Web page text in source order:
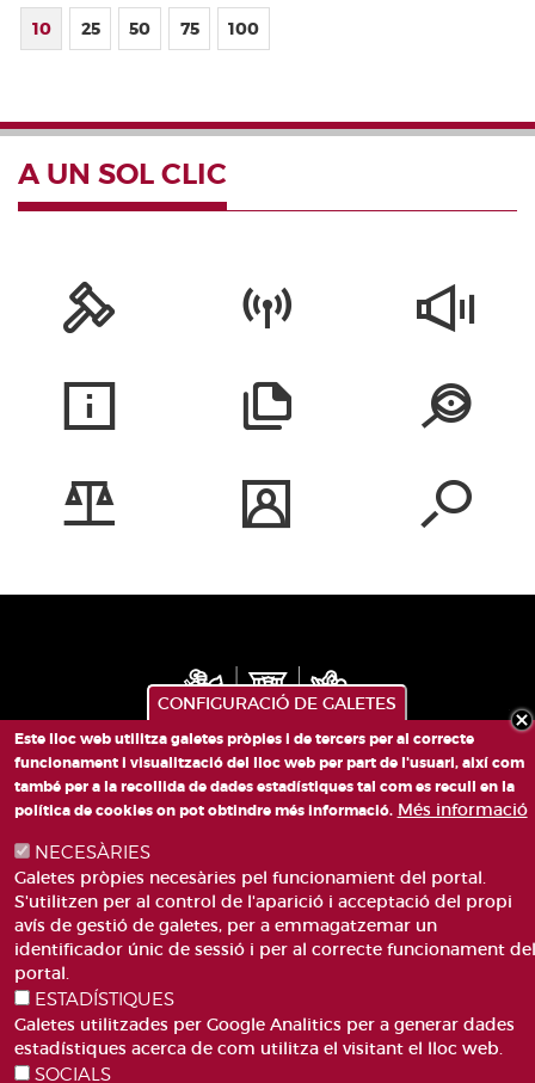
10 25 50 75 100
A UN SOL CLIC
PLAÇA DE SANT LLORENÇ, 4 VALÈNCIA 46003
TELÈFON: 963188000
Pie
de
ACCESIBILITAT
AVÍS LEGAL
CANAL DE DENÚNCIES
CONTACTEU
GLOSSARI
CONFIGURACIÓ DE GALETES
Este lloc web utilitza galetes pròpies i de tercers per al correcte
funcionament i visualització del lloc web per part de l'usuari, així com
també per a la recollida de dades estadístiques tal com es recull en la
política de cookies on pot obtindre més informació. Més informació
NECESÀRIES
Galetes pròpies necesàries pel funcionamient del portal.
S'utilitzen per al control de l'aparició i acceptació del propi
avís de gestió de galetes, per a emmagatzemar un
identificador únic de sessió i per al correcte funcionament del
portal.
ESTADÍSTIQUES
Galetes utilitzades per Google Analitics per a generar dades
estadístiques acerca de com utilitza el visitant el lloc web.
SOCIALS